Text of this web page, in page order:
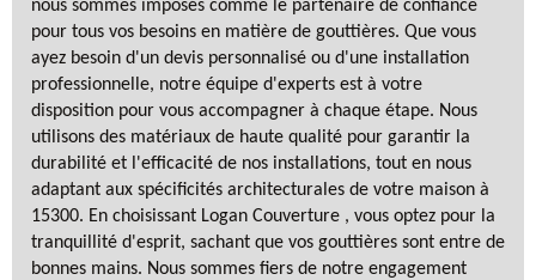
nous sommes imposés comme le partenaire de confiance
pour tous vos besoins en matière de gouttières. Que vous
ayez besoin d'un devis personnalisé ou d'une installation
professionnelle, notre équipe d'experts est à votre
disposition pour vous accompagner à chaque étape. Nous
utilisons des matériaux de haute qualité pour garantir la
durabilité et l'efficacité de nos installations, tout en nous
adaptant aux spécificités architecturales de votre maison à
15300. En choisissant Logan Couverture , vous optez pour la
tranquillité d'esprit, sachant que vos gouttières sont entre de
bonnes mains. Nous sommes fiers de notre engagement